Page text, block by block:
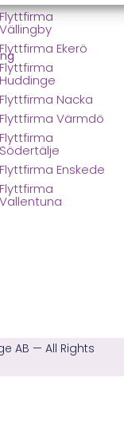
Flyttfirma
Vällingby
Flyttfirma Ekerö
Flyttfirma
Huddinge
Flyttfirma Nacka
Flyttfirma Värmdö
Flyttfirma
Södertälje
Flyttfirma Enskede
Flyttfirma
Vallentuna
AB — All Rights